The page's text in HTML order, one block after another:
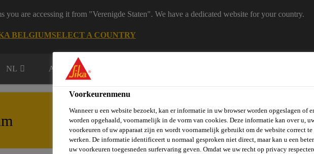
you are accessing it from "Verenigde Staten". We have a dedicated website for your country.
BELGIUMSELECT A COUNTRY
NL Alle markten
Voorkeurenmenu
Wanneer u een website bezoekt, kan er informatie in uw browser worden opgeslagen of
worden opgehaald, voornamelijk in de vorm van cookies. Deze informatie kan over u,
voorkeuren of uw apparaat zijn en wordt voornamelijk gebruikt om de website correct te
werken. De informatie identificeert u normaal gesproken niet direct, maar kan u een
uw voorkeuren toegesneden surfervaring geven. Omdat we uw recht op privacy